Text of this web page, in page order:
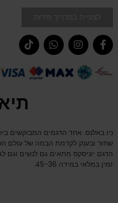
ניו באלנס. אחד הדגמים המבוקשים
שחזר ובענק לקדמת הבמה של עולם
הדגם יוניסקס מתאים גם לנשים וגם
זמין במלאי במידה 45-36.